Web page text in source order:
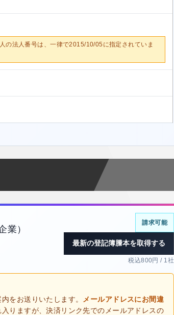
法人番号は、一律で2015/10/05に指定されていま
業）
請求可能
最新の登記簿謄本を取得する
税込800円 / 1社
をお送りいたします。 メールアドレスにお間違
入りますが、決済リンク先でのメールアドレスの